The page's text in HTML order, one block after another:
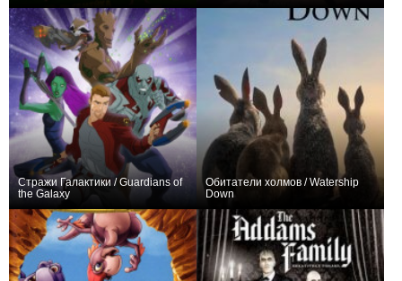
Стражи Галактики / Guardians of
the Galaxy
Обитатели холмов / Watership
Down